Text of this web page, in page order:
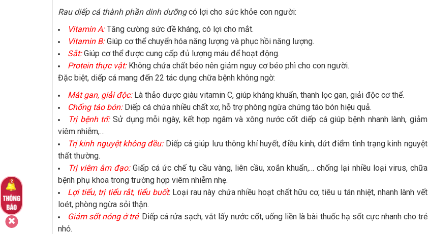
Rau diếp cá thành phần dinh dưỡngcó lợi cho sức khỏe con người:
Vitamin A:Tăng cường sức đề kháng, có lợi cho mắt.
Vitamin B:Giúp cơ thể chuyển hóa năng lượng và phục hồi năng lượng.
Sắt:Giúp cơ thể được cung cấp đủ lượng máu để hoạt động.
Protein thực vật:Không chứa chất béo nên giảm nguy cơ béo phì cho con người.
Đặc biệt, diếp cá mang đến 22 tác dụng chữa bệnh không ngờ:
Mát gan, giải độc:Là thảo dược giàu vitamin C, giúp kháng khuẩn, thanh lọc gan, giải độc cơ thể.
Chống táo bón:Diếp cá chứa nhiều chất xơ, hỗ trợ phòng ngừa chứng táo bón hiệu quả.
Trị bệnh trĩ:Sử dụng mỗi ngày, kết hợp ngâm và xông nước cốt diếp cá giúp bệnh nhanh lành, giảm
viêm nhiễm,…
Trị kinh nguyệt không đều: Diếp cá giúp lưu thông khí huyết, điều kinh, dứt điểm tình trạng kinh nguyệt
thất thường.
Trị viêm âm đạo:Giấp cá ức chế tụ cầu vàng, liên cầu, xoắn khuẩn,… chống lại nhiều loại virus, chữa
bệnh phụ khoa trong trường hợp viêm nhiễm nhẹ.
Lợi tiểu, trị tiểu rắt, tiểu buốt: Loại rau này chứa nhiều hoạt chất hữu cơ, tiêu u tán nhiệt, nhanh lành vết
loét, phòng ngừa sỏi thận.
Giảm sốt nóng ở trẻ: Diếp cá rửa sạch, vắt lấy nước cốt, uống liền là bài thuốc hạ sốt cực nhanh cho trẻ
nhỏ.